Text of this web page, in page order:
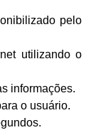
pelo
utilizando o
informações.
o usuário.